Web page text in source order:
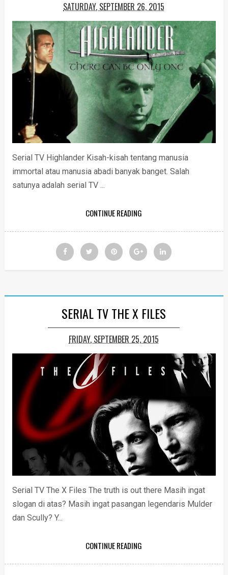
SATURDAY, SEPTEMBER 26, 2015
Serial TV Highlander Kisah-kisah tentang manusia
immortal atau manusia abadi banyak banget. Salah
satunya adalah serial TV ...
CONTINUE READING
SERIAL TV THE X FILES
FRIDAY, SEPTEMBER 25, 2015
Serial TV The X Files The truth is out there Masih ingat
slogan di atas? Masih ingat pasangan legendaris Mulder
dan Scully? Y...
CONTINUE READING